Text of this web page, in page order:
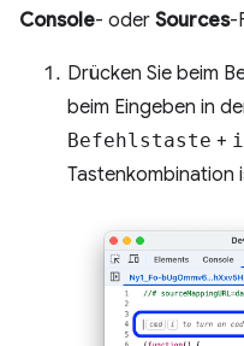
Console- oder Sources-
Drücken Sie beim
beim Eingeben in
Befehlstaste + i
Tastenkombination